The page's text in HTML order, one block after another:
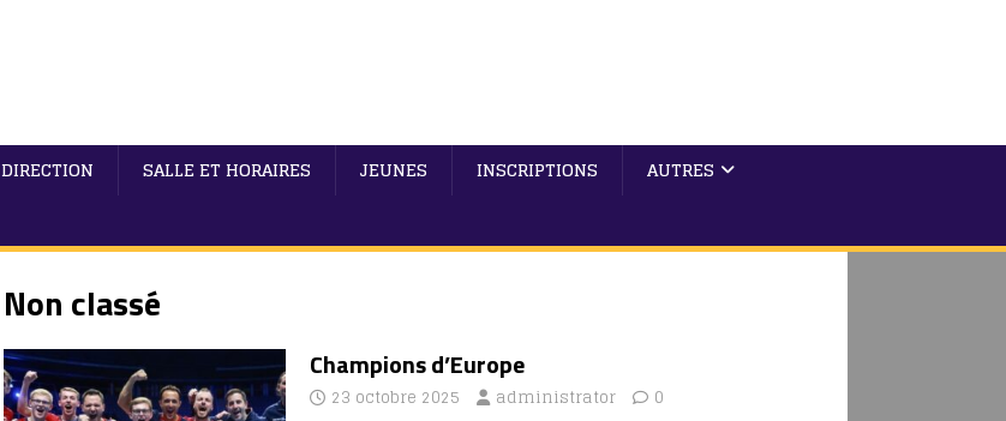
DIRECTION SALLE ET HORAIRES JEUNES INSCRIPTIONS
AUTRES
Non classé
Champions d’Europe
23 octobre 2025 administrator 0